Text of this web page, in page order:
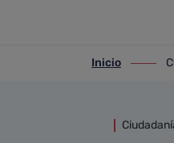
ir-a inicio
Inicio
ir-a